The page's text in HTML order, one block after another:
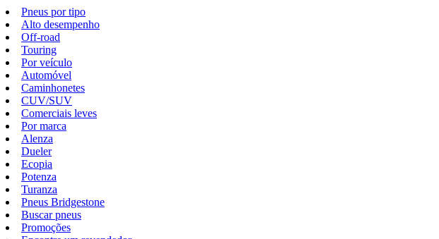
Pneus por tipo
Alto desempenho
Off-road
Touring
Por veículo
Automóvel
Caminhonetes
CUV/SUV
Comerciais leves
Por marca
Alenza
Dueler
Ecopia
Potenza
Turanza
Pneus Bridgestone
Buscar pneus
Promoções